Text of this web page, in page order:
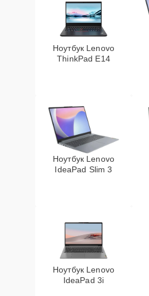
Ноутбук Lenovo
ThinkPad E14
Ноутбук Lenovo
IdeaPad Slim 3
Ноутбук Lenovo
IdeaPad 3i